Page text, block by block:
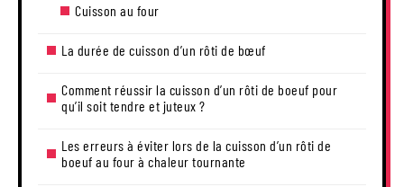
Cuisson au four
La durée de cuisson d’un rôti de bœuf
Comment réussir la cuisson d’un rôti de boeuf pour
qu’il soit tendre et juteux ?
Les erreurs à éviter lors de la cuisson d’un rôti de
boeuf au four à chaleur tournante